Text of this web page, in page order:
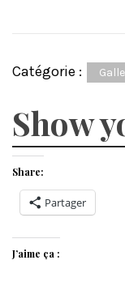
Catégorie :
Show
Share:
Partager
J’aime ça :